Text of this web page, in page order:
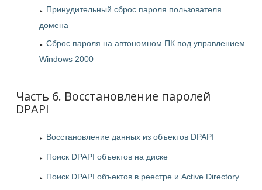
Принудительный сброс пароля пользователя
домена
Сброс пароля на автономном ПК под управлением
Windows 2000
Часть 6. Восстановление паролей
DPAPI
Восстановление данных из объектов DPAPI
Поиск DPAPI объектов на диске
Поиск DPAPI объектов в реестре и Active Directory